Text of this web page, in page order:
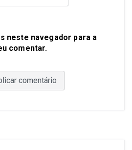
neste navegador para a
comentar.